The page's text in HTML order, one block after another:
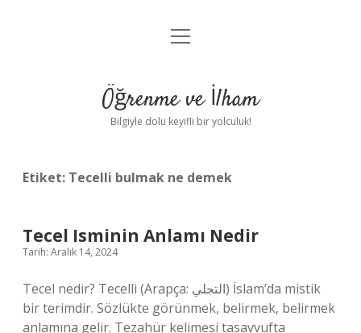
Anasayfa
Yasal Uyarı
menüyü
Öğrenme ve İlham
Bilgiyle dolu keyifli bir yolculuk!
Etiket: Tecelli bulmak ne demek
Tecel Isminin Anlamı Nedir
Tarih: Aralık 14, 2024
Tecel nedir? Tecelli (Arapça: التجلي) İslam’da mistik
bir terimdir. Sözlükte görünmek, belirmek, belirmek
anlamına gelir. Tezahür kelimesi tasavvufta